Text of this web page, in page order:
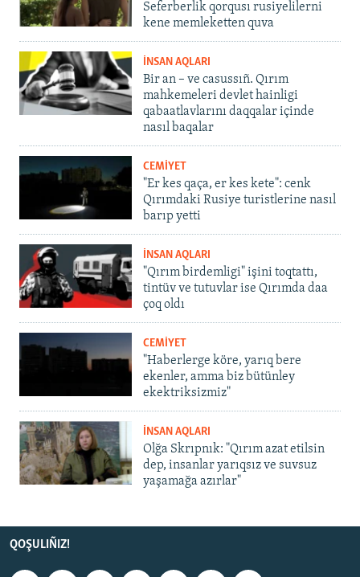
Seferberlik qorqusı rusiyelilerni
kene memleketten quva
İNSAN AQLARI
Bir an – ve casussıñ. Qırım
mahkemeleri devlet hainligi
qabaatlavlarını daqqalar içinde
nasıl baqalar
CEMİYET
"Er kes qaça, er kes kete": cenk
Qırımdaki Rusiye turistlerine nasıl
barıp yetti
İNSAN AQLARI
"Qırım birdemligi" işini toqtattı,
tintüv ve tutuvlar ise Qırımda daa
çoq oldı
CEMİYET
"Haberlerge köre, yarıq bere
ekenler, amma biz bütünley
ekektriksizmiz"
İNSAN AQLARI
Olğa Skrıpnık: "Qırım azat etilsin
dep, insanlar yarıqsız ve suvsuz
yaşamağa azırlar"
QOŞULIÑIZ!